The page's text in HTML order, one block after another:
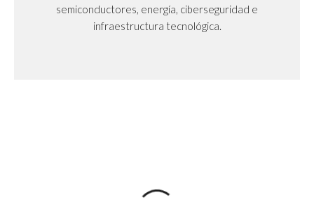
semiconductores, energía, ciberseguridad e
infraestructura tecnológica.